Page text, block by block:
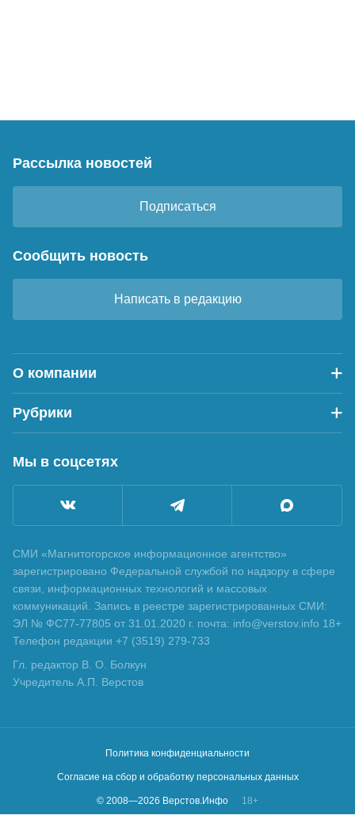
Рассылка новостей
Подписаться
Сообщить новость
Написать в редакцию
О компании
Рубрики
Мы в соцсетях
СМИ «Магнитогорское информационное агентство»
зарегистрировано Федеральной службой по надзору в сфере
связи, информационных технологий и массовых
коммуникаций. Запись в реестре зарегистрированных СМИ:
ЭЛ № ФС77-77805 от 31.01.2020 г. почта: info@verstov.info 18+
Телефон редакции +7 (3519) 279-733
Гл. редактор В. О. Болкун
Учредитель А.П. Верстов
Политика конфиденциальности
Согласие на сбор и обработку персональных данных
© 2008—2026 Верстов.Инфо 18+